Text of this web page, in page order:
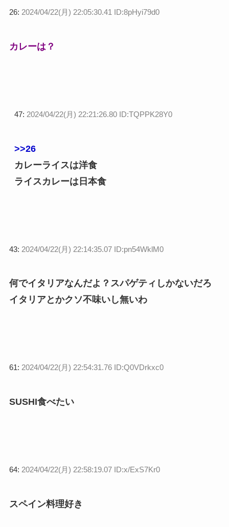
26: 2024/04/22(月) 22:05:30.41 ID:8pHyi79d0
カレーは？
47: 2024/04/22(月) 22:21:26.80 ID:TQPPK28Y0
>>26
カレーライスは洋食
ライスカレーは日本食
43: 2024/04/22(月) 22:14:35.07 ID:pn54WklM0
何でイタリアなんだよ？スパゲティしかないだろ
イタリアとかクソ不味いし無いわ
61: 2024/04/22(月) 22:54:31.76 ID:Q0VDrkxc0
SUSHI食べたい
64: 2024/04/22(月) 22:58:19.07 ID:x/ExS7Kr0
スペイン料理好き